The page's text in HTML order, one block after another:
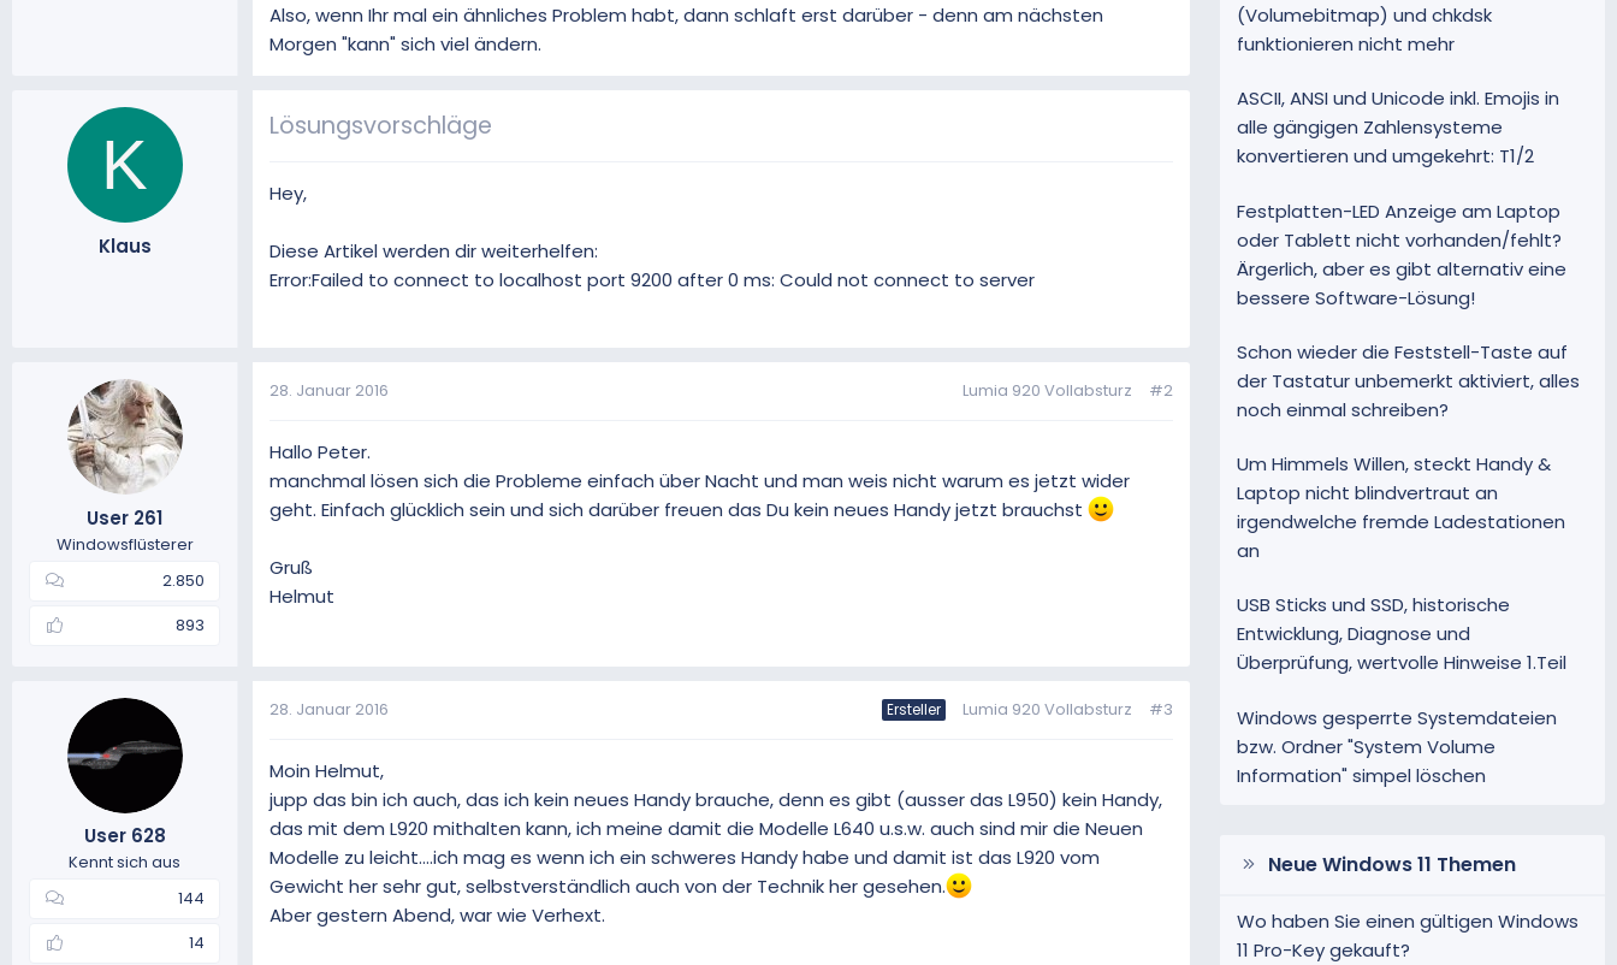
Also, wenn Ihr mal ein ähnliches Problem habt, dann schlaft erst darüber - denn am nächsten
Morgen "kann" sich viel ändern.
K
Klaus
Lösungsvorschläge
Hey,
Diese Artikel werden dir weiterhelfen:
Error:Failed to connect to localhost port 9200 after 0 ms: Could not connect to server
User 261
Windowsflüsterer
2.850
893
28. Januar 2016 Lumia 920 Vollabsturz #2
Hallo Peter.
manchmal lösen sich die Probleme einfach über Nacht und man weis nicht warum es jetzt wider
geht. Einfach glücklich sein und sich darüber freuen das Du kein neues Handy jetzt brauchst
Gruß
Helmut
User 628
Kennt sich aus
144
14
28. Januar 2016 Ersteller Lumia 920 Vollabsturz #3
Moin Helmut,
jupp das bin ich auch, das ich kein neues Handy brauche, denn es gibt (ausser das L950) kein Handy,
das mit dem L920 mithalten kann, ich meine damit die Modelle L640 u.s.w. auch sind mir die Neuen
Modelle zu leicht....ich mag es wenn ich ein schweres Handy habe und damit ist das L920 vom
Gewicht her sehr gut, selbstverständlich auch von der Technik her gesehen.
Aber gestern Abend, war wie Verhext.
(Volumebitmap) und chkdsk
funktionieren nicht mehr
ASCII, ANSI und Unicode inkl. Emojis in
alle gängigen Zahlensysteme
konvertieren und umgekehrt: T1/2
Festplatten-LED Anzeige am Laptop
oder Tablett nicht vorhanden/fehlt?
Ärgerlich, aber es gibt alternativ eine
bessere Software-Lösung!
Schon wieder die Feststell-Taste auf
der Tastatur unbemerkt aktiviert, alles
noch einmal schreiben?
Um Himmels Willen, steckt Handy &
Laptop nicht blindvertraut an
irgendwelche fremde Ladestationen
an
USB Sticks und SSD, historische
Entwicklung, Diagnose und
Überprüfung, wertvolle Hinweise 1.Teil
Windows gesperrte Systemdateien
bzw. Ordner "System Volume
Information" simpel löschen
Neue Windows 11 Themen
Wo haben Sie einen gültigen Windows
11 Pro-Key gekauft?